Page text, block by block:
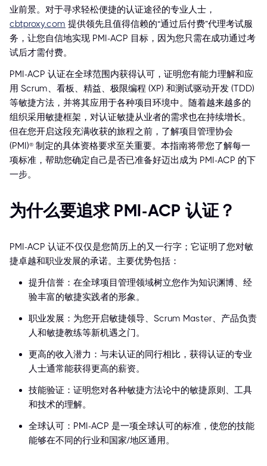
业前景。对于寻求轻松便捷的认证途径的专业人士，
cbtproxy.com 提供领先且值得信赖的“通过后付费”代理考试服
务，让您自信地实现 PMI-ACP 目标，因为您只需在成功通过考
试后才需付费。
PMI-ACP 认证在全球范围内获得认可，证明您有能力理解和应
用 Scrum、看板、精益、极限编程 (XP) 和测试驱动开发 (TDD)
等敏捷方法，并将其应用于各种项目环境中。随着越来越多的
组织采用敏捷框架，对认证敏捷从业者的需求也在持续增长。
但在您开启这段充满收获的旅程之前，了解项目管理协会
(PMI)® 制定的具体资格要求至关重要。本指南将带您了解每一
项标准，帮助您确定自己是否已准备好迈出成为 PMI-ACP 的下
一步。
为什么要追求 PMI-ACP 认证？
PMI-ACP 认证不仅仅是您简历上的又一行字；它证明了您对敏
捷卓越和职业发展的承诺。主要优势包括：
提升信誉：在全球项目管理领域树立您作为知识渊博、经
验丰富的敏捷实践者的形象。
职业发展：为您开启敏捷领导、Scrum Master、产品负责
人和敏捷教练等新机遇之门。
更高的收入潜力：与未认证的同行相比，获得认证的专业
人士通常能获得更高的薪资。
技能验证：证明您对各种敏捷方法论中的敏捷原则、工具
和技术的理解。
全球认可：PMI-ACP 是一项全球认可的标准，使您的技能
能够在不同的行业和国家/地区通用。